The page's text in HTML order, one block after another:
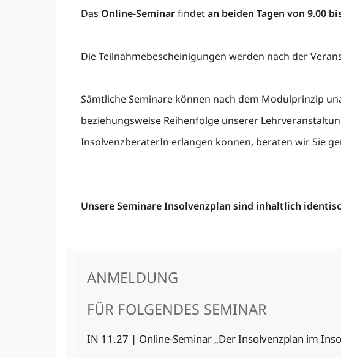
Das Online-Seminarfindetan beiden Tagen von 9.00
Die Teilnahmebescheinigungen werden nach der
Sämtliche Seminare können nach dem Modulprinzip
beziehungsweise Reihenfolge unserer
InsolvenzberaterIn erlangen können, beraten wir Sie
Unsere Seminare Insolvenzplan sind inhaltlich
ANMELDUNG
FÜR FOLGENDES SEMINAR
IN 11.27 | Online-Seminar „Der Insolvenz­plan im